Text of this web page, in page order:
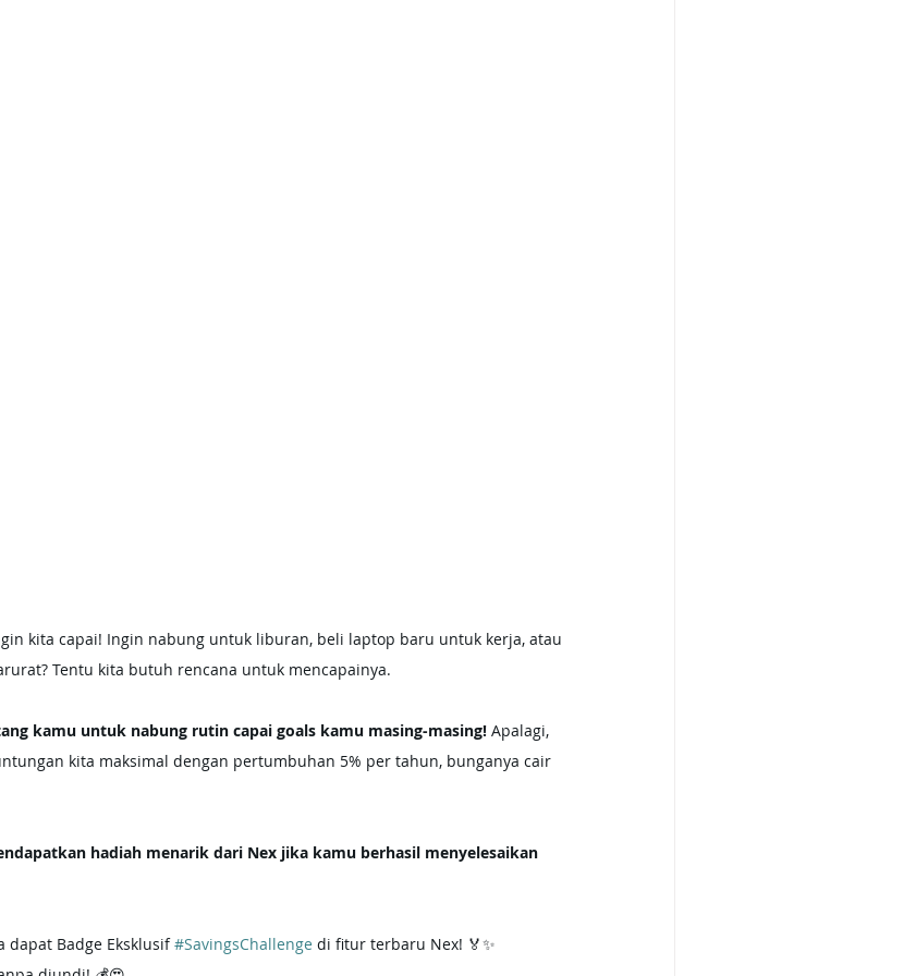
kita capai! Ingin nabung untuk liburan, beli laptop baru untuk kerja, atau
Tentu kita butuh rencana untuk mencapainya.
kamu untuk nabung rutin capai goals kamu masing-masing! Apalagi,
kita maksimal dengan pertumbuhan 5% per tahun, bunganya cair
hadiah menarik dari Nex jika kamu berhasil menyelesaikan
dapat Badge Eksklusif #SavingsChallenge di fitur terbaru Nex! 🏅✨